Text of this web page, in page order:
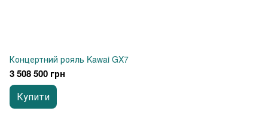
Концертний рояль Kawai GX7
3 508 500 грн
Купити